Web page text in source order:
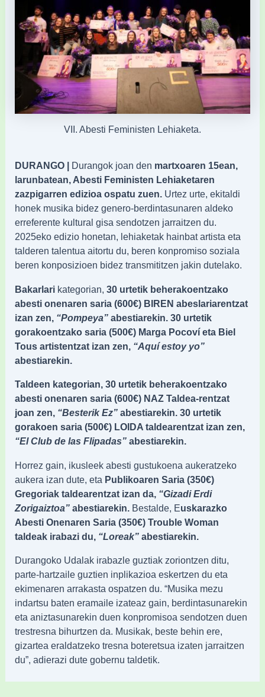
VII. Abesti Feministen Lehiaketa.
DURANGO | Durangok joan den martxoaren 15ean,
larunbatean, Abesti Feministen Lehiaketaren
zazpigarren edizioa ospatu zuen. Urtez urte, ekitaldi
honek musika bidez genero-berdintasunaren aldeko
erreferente kultural gisa sendotzen jarraitzen du.
2025eko edizio honetan, lehiaketak hainbat artista eta
talderen talentua aitortu du, beren konpromiso soziala
beren konposizioen bidez transmititzen jakin dutelako.
Bakarlari kategorian,30 urtetik beherakoentzako
abesti onenaren saria (600€) BIREN abeslariarentzat
izan zen, “Pompeya” abestiarekin. 30 urtetik
gorakoentzako saria (500€) Marga Pocoví eta Biel
Tous artistentzat izan zen, “Aquí estoy yo”
abestiarekin.
Taldeen kategorian, 30 urtetik beherakoentzako
abesti onenaren saria (600€) NAZ Taldea-rentzat
joan zen, “Besterik Ez” abestiarekin. 30 urtetik
gorakoen saria (500€) LOIDA taldearentzat izan zen,
“El Club de las Flipadas” abestiarekin.
Horrez gain, ikusleek abesti gustukoena aukeratzeko
aukera izan dute, eta Publikoaren Saria (350€)
Gregoriak taldearentzat izan da, “Gizadi Erdi
Zorigaiztoa” abestiarekin. Bestalde, Euskarazko
Abesti Onenaren Saria (350€) Trouble Woman
taldeak irabazi du, “Loreak” abestiarekin.
Durangoko Udalak irabazle guztiak zoriontzen ditu,
parte-hartzaile guztien inplikazioa eskertzen du eta
ekimenaren arrakasta ospatzen du. “Musika mezu
indartsu baten eramaile izateaz gain, berdintasunarekin
eta aniztasunarekin duen konpromisoa sendotzen duen
trestresna bihurtzen da. Musikak, beste behin ere,
gizartea eraldatzeko tresna boteretsua izaten jarraitzen
du”, adierazi dute gobernu taldetik.